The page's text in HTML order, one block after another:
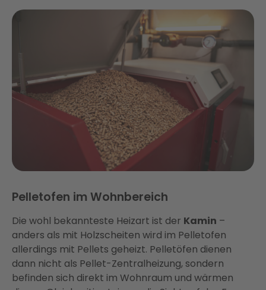
Pelletofen im Wohnbereich
Die wohl bekannteste Heizart ist der Kamin –
anders als mit Holzscheiten wird im Pelletofen
allerdings mit Pellets geheizt. Pelletöfen dienen
dann nicht als Pellet-Zentralheizung, sondern
befinden sich direkt im Wohnraum und wärmen